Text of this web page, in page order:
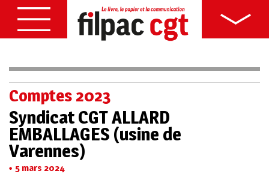
Comptes 2023
Syndicat CGT ALLARD
EMBALLAGES (usine de
Varennes)
5 mars 2024